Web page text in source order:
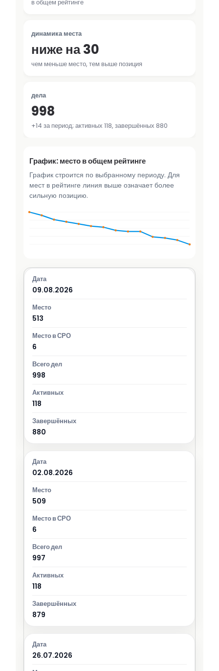
в общем рейтинге
динамика места
ниже на 30
чем меньше место, тем выше позиция
дела
998
+14 за период; активных 118, завершённых 880
График: место в общем рейтинге
График строится по выбранному периоду. Для
мест в рейтинге линия выше означает более
сильную позицию.
09.08.2026
513
6
998
118
880
02.08.2026
509
6
997
118
879
26.07.2026